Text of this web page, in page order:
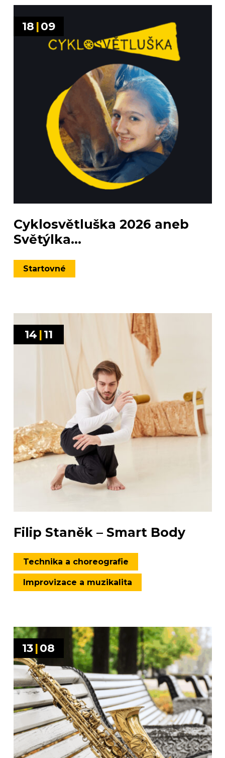
18 |09
Cyklosvětluška 2026 aneb
Světýlka...
Startovné
14 |11
Filip Staněk – Smart Body
Technika a choreografie
Improvizace a muzikalita
13|08